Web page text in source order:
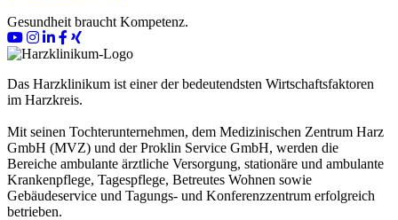
Gesundheit braucht Kompetenz.
Das Harzklinikum ist einer der bedeutendsten Wirtschaftsfaktoren
im Harzkreis.
Mit seinen Tochterunternehmen, dem Medizinischen Zentrum Harz
GmbH (MVZ) und der Proklin Service GmbH, werden die
Bereiche ambulante ärztliche Versorgung, stationäre und ambulante
Krankenpflege, Tagespflege, Betreutes Wohnen sowie
Gebäudeservice und Tagungs- und Konferenzzentrum erfolgreich
betrieben.